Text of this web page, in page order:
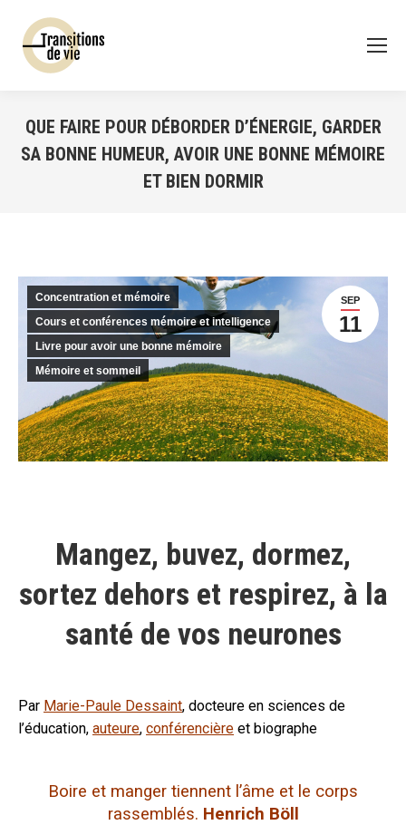
QUE FAIRE POUR DÉBORDER D’ÉNERGIE, GARDER
SA BONNE HUMEUR, AVOIR UNE BONNE MÉMOIRE
ET BIEN DORMIR
SEP
11
Concentration et mémoire
Cours et conférences mémoire et intelligence
Livre pour avoir une bonne mémoire
Mémoire et sommeil
Mangez, buvez, dormez,
sortez dehors et respirez, à la
santé de vos neurones
Par Marie-Paule Dessaint, docteure en sciences de
l’éducation, auteure, conférencière et biographe
Boire et manger tiennent l’âme et le corps
rassemblés. Henrich Böll